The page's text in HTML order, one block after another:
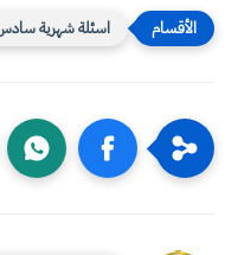
اسئلة شهرية سادس